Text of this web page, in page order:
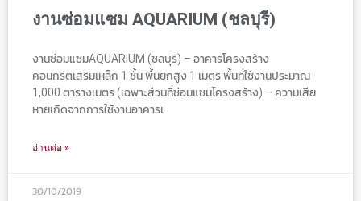
งานซ่อมแซม AQUARIUM (ชลบุรี)
งานซ่อมแซมAQUARIUM (ชลบุรี) – อาคารโครงสร้าง
คอนกรีตเสริมเหล็ก 1 ชั้น พื้นยกสูง 1 เมตร พื้นที่ใช้งานประมาณ
1,000 ตารางเมตร (เฉพาะส่วนที่ซ่อมแซมโครงสร้าง) – ความเสีย
หายเกิดจากการใช้งานอาคารเ
อ่านต่อ »
30/10/2019